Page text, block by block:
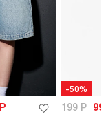
Р
-50%
199Р 99